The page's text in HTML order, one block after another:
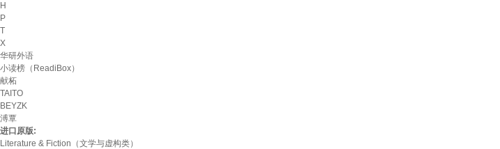
H
P
T
X
华研外语
小读榜（ReadiBox）
献柘
TAITO
BEYZK
溥覃
进口原版:
Literature & Fiction（文学与虚构类）